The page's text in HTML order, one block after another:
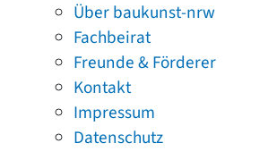
Über baukunst-nrw
Fachbeirat
Freunde & Förderer
Kontakt
Impressum
Datenschutz